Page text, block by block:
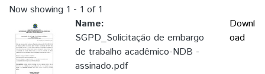
Now showing 1 - 1 of 1
Name:
SGPD_Solicitação de embargo
de trabalho acadêmico-NDB -
assinado.pdf
Downl
oad